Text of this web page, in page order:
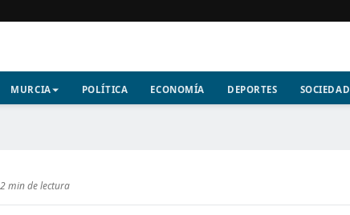
MURCIA POLÍTICA ECONOMÍA DEPORTES SOCIEDAD
2 min de lectura